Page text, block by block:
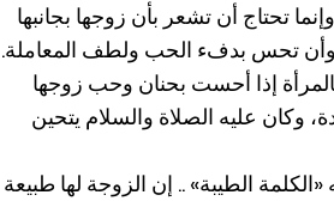
تحتاج أن تشعر بأن زوجها بجانبها
وأن تحس بدفء الحب ولطف المعاملة.
إذا أحست بحنان وحب زوجها
وكان عليه الصلاة والسلام يتحين
الطيبة» .. إن الزوجة لها طبيعة